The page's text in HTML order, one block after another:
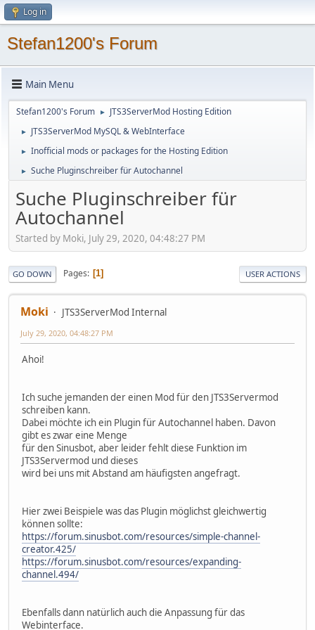
Log in
Stefan1200's Forum
Main Menu
Stefan1200's Forum ► JTS3ServerMod Hosting Edition
► JTS3ServerMod MySQL & WebInterface
► Inofficial mods or packages for the Hosting Edition
► Suche Pluginschreiber für Autochannel
Suche Pluginschreiber für
Autochannel
Started by Moki, July 29, 2020, 04:48:27 PM
GO DOWN Pages 1 USER ACTIONS
Moki JTS3ServerMod Internal
July 29, 2020, 04:48:27 PM
Ahoi!
Ich suche jemanden der einen Mod für den JTS3Servermod
schreiben kann.
Dabei möchte ich ein Plugin für Autochannel haben. Davon
gibt es zwar eine Menge
für den Sinusbot, aber leider fehlt diese Funktion im
JTS3Servermod und dieses
wird bei uns mit Abstand am häufigsten angefragt.
Hier zwei Beispiele was das Plugin möglichst gleichwertig
können sollte:
https://forum.sinusbot.com/resources/simple-channel-
creator.425/
https://forum.sinusbot.com/resources/expanding-
channel.494/
Ebenfalls dann natürlich auch die Anpassung für das
Webinterface.